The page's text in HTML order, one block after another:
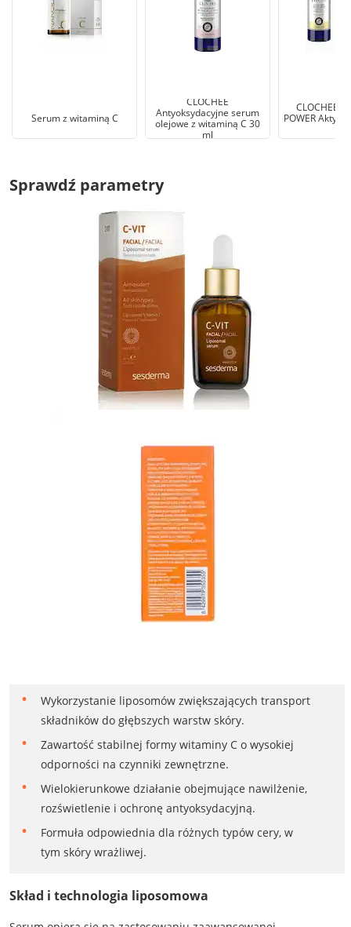
Serum z witaminą C
CLOCHEE
Antyoksydacyjne serum
olejowe z witaminą C 30
ml
CLOCHEE
POWER
Sprawdź parametry
Wykorzystanie liposomów zwiększających transport
składników do głębszych warstw skóry.
Zawartość stabilnej formy witaminy C o wysokiej
odporności na czynniki zewnętrzne.
Wielokierunkowe działanie obejmujące nawilżenie,
rozświetlenie i ochronę antyoksydacyjną.
Formuła odpowiednia dla różnych typów cery, w
tym skóry wrażliwej.
Skład i technologia liposomowa